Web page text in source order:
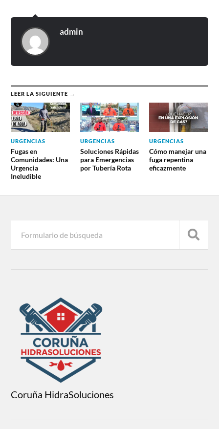
admin
LEER LA SIGUIENTE →
URGENCIAS
Fugas en
Comunidades: Una
Urgencia
Ineludible
URGENCIAS
Soluciones Rápidas
para Emergencias
por Tubería Rota
URGENCIAS
Cómo manejar una
fuga repentina
eficazmente
Coruña HidraSoluciones